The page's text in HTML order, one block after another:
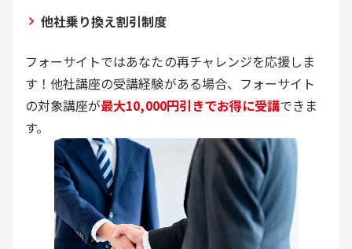
他社乗り換え割引制度
フォーサイトではあなたの再チャレンジを応援しま
す！他社講座の受講経験がある場合、フォーサイト
の対象講座が最大10,000円引きでお得に受講できま
す。